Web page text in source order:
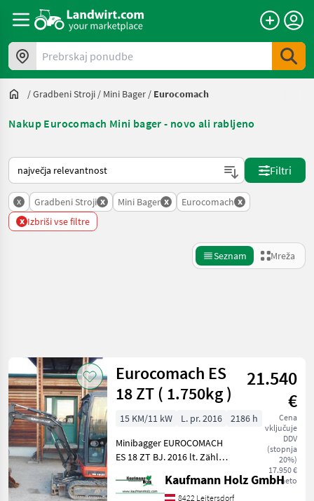
Prebrskaj ponudbe
/Gradbeni Stroji / Mini Bager / Eurocomach
Nakup Eurocomach Mini bager - novo ali rabljeno
Tako je razvrščeno na Landwirt.com
Filtri
x Gradbeni Stroji x Mini Bager x Eurocomach x
x Izbriši vse filtre
Seznam Mreža
Kategorija 4 Država Filtri
TRENUTNA
POT
Gradbena
tehnika
Gradbeni
Stroji
Ponastavi
Prikaži 9
rezultatov
Eurocomach ES
18 ZT ( 1.750kg )
21.540
€
Cena
vključuje
DDV
(stopnja
20%)
17.950 €
neto
15 KM/11 kW L. pr. 2016
2186 h
Minibagger EUROCOMACH
ES 18 ZT BJ. 2016 lt. Zähler
2 KW Schnellwechsler MS 01
Kaufmann Holz GmbH
8422 Leitersdorf